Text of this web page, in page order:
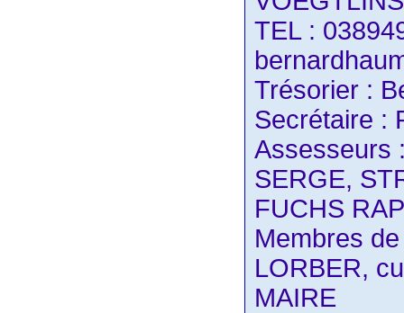
TEL :
Trésorier :
Secrétaire :
Assesseurs
SERGE,
FUCHS
Membres
LORBER,
MAIRE